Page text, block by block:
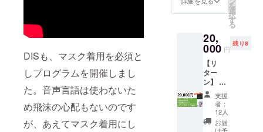
DISも、マスク着用を必須と
しプログラムを開催しまし
た。音声言語は使わないた
め飛沫の心配もないのです
が、あえてマスク着用にし
映える
よう、
真っ黒
の無地
で、
袖・後
ろの裾
にプリ
ントを
いれま
した。
ナチュ
ラル、
ト、
バーミ
リオ
ン、
チャ
コール
※お色は
選べま
せん サ
イズ・
重量｜
渡って
試作と
繰り返
し「め
ぐる」
は生ま
れまし
た。
にて開
す。 ※
日程は
クラウ
ドファ
ンディ
ング終
了後、
事務局
よりご
案内い
ログ・
ミュー
「対話
の森」
にて開
催いた
しま
す。 ※
日程は
完成し
ている
オンラ
イン料
理講座
です！
終了
後、す
ぐにご
家族で
表取締
役社長
CEO
安渕聖
司さん
のオン
ライン
歌舞伎
入門講
座 ※講
座は約
90分で
す。
を
選
択
す
る
20,
000 円
残り8
【リ
ター
ン】 ①
ダイア
ログか
らのお
礼の
メッ
支援
者：
12人
お届
け予